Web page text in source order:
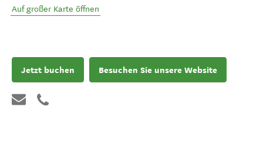
Auf großer Karte öffnen
Jetzt buchen Besuchen Sie unsere Website